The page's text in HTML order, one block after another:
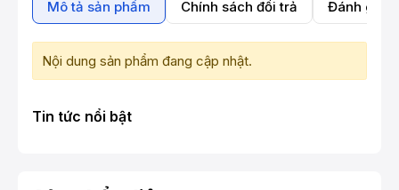
Mô tả sản phẩm Chính sách đổi trả Đánh giá
Nội dung sản phẩm đang cập nhật.
Tin tức nổi bật